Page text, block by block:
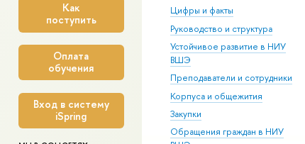
Как
поступить
Оплата
обучения
Вход в систему
iSpring
Цифры и факты
Руководство и структура
Устойчивое развитие в НИУ
ВШЭ
Преподаватели и сотрудники
Корпуса и общежития
Закупки
Обращения граждан в НИУ